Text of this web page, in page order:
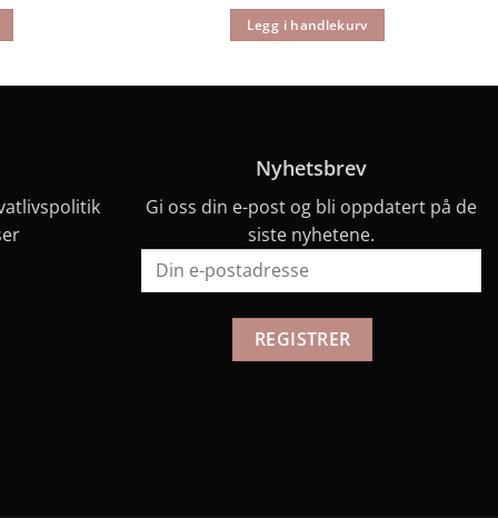
Legg i handlekurv
Nyhetsbrev
Gi oss din e-post og bli oppdatert på de
siste nyhetene.